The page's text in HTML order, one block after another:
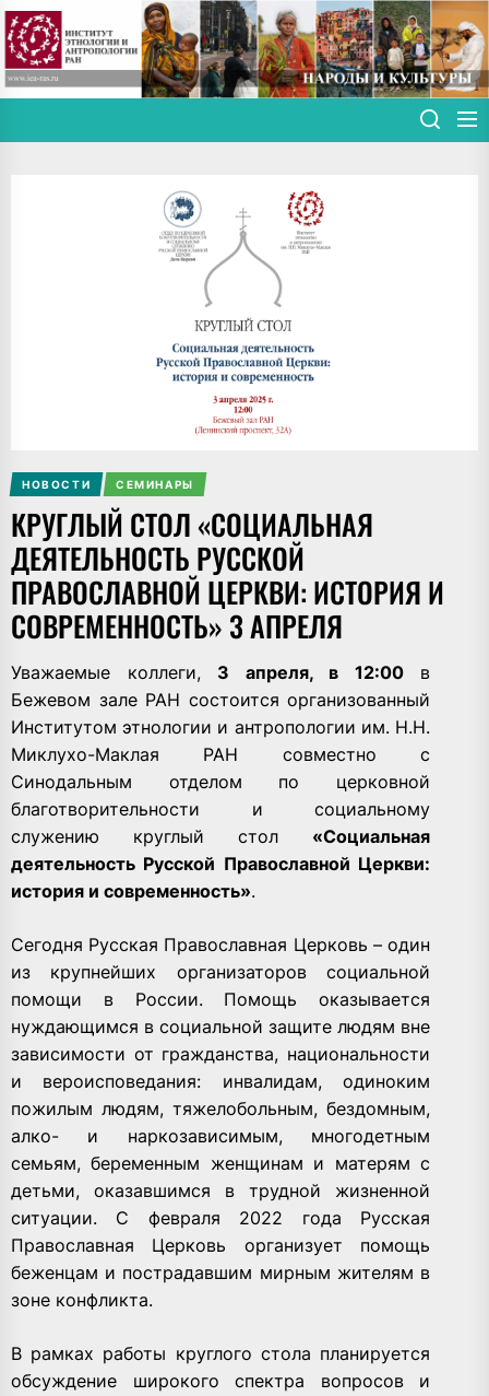
Skip
to
the
content
НОВОСТИ СЕМИНАРЫ
КРУГЛЫЙ СТОЛ «СОЦИАЛЬНАЯ
ДЕЯТЕЛЬНОСТЬ РУССКОЙ
ПРАВОСЛАВНОЙ ЦЕРКВИ: ИСТОРИЯ И
СОВРЕМЕННОСТЬ» 3 АПРЕЛЯ
Уважаемые коллеги, 3 апреля, в 12:00в
Бежевом зале РАН состоится организованный
Институтом этнологии и антропологии им. Н.Н.
Миклухо-Маклая РАН совместно с
Синодальным отделом по церковной
благотворительности и социальному
служению круглый стол «Социальная
деятельность Русской Православной Церкви:
история и современность».
Сегодня Русская Православная Церковь – один
из крупнейших организаторов социальной
помощи в России. Помощь оказывается
нуждающимся в социальной защите людям вне
зависимости от гражданства, национальности
и вероисповедания: инвалидам, одиноким
пожилым людям, тяжелобольным, бездомным,
алко- и наркозависимым, многодетным
семьям, беременным женщинам и матерям с
детьми, оказавшимся в трудной жизненной
ситуации. С февраля 2022 года Русская
Православная Церковь организует помощь
беженцам и пострадавшим мирным жителям в
зоне конфликта.
В рамках работы круглого стола планируется
обсуждение широкого спектра вопросов и